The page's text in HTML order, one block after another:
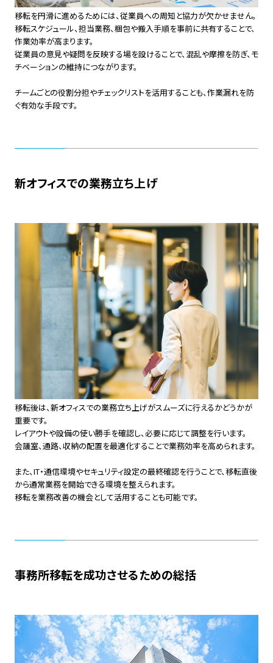
移転を円滑に進めるためには、従業員への周知と協力が欠かせません。
移転スケジュール、担当業務、梱包や搬入手順を事前に共有することで、
作業効率が高まります。
従業員の意見や疑問を反映する場を設けることで、混乱や摩擦を防ぎ、モ
チベーションの維持につながります。
チームごとの役割分担やチェックリストを活用することも、作業漏れを防
ぐ有効な手段です。
新オフィスでの業務立ち上げ
移転後は、新オフィスでの業務立ち上げがスムーズに行えるかどうかが
重要です。
レイアウトや設備の使い勝手を確認し、必要に応じて調整を行います。
会議室、通路、収納の配置を最適化することで業務効率を高められます。
また、IT・通信環境やセキュリティ設定の最終確認を行うことで、移転直後
から通常業務を開始できる環境を整えられます。
移転を業務改善の機会として活用することも可能です。
事務所移転を成功させるための総括